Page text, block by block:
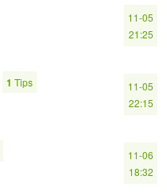
11-05
21:25
1 Tips
11-05
22:15
11-06
18:32